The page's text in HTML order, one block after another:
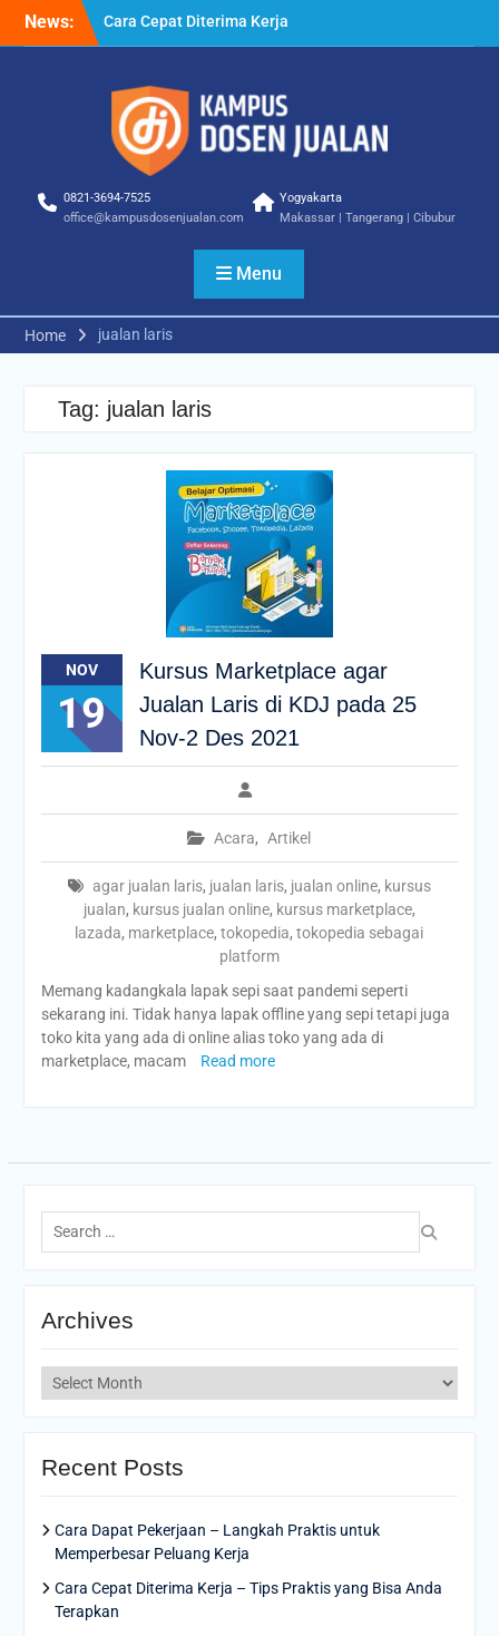
News:
Cara Cepat Diterima Kerja
– Tips Praktis yang Bisa
Cara Biar Dapat Pekerjaan
– Panduan Lengkap untuk
Pencari Kerja
Cara Dapat Pekerjaan –
Memperbesar Peluang
0821-3694-7525
office@kampusdosenjualan.com
Yogyakarta
Makassar | Tangerang | Cibubur
Menu
Home jualan laris
Tag: jualan laris
NOV
19
Kursus Marketplace agar
Jualan Laris di KDJ pada 25
Nov-2 Des 2021
Acara, Artikel
agar jualan laris, jualan laris, jualan online, kursus
jualan, kursus jualan online, kursus marketplace,
lazada, marketplace,tokopedia,tokopedia sebagai
platform
Memang kadangkala lapak sepi saat pandemi seperti
sekarang ini. Tidak hanya lapak offline yang sepi tetapi juga
toko kita yang ada di online alias toko yang ada di
marketplace, macam
Read more
Search
for:
Archives
Archives
Recent Posts
Cara Dapat Pekerjaan – Langkah Praktis untuk
Memperbesar Peluang Kerja
Cara Cepat Diterima Kerja – Tips Praktis yang Bisa Anda
Terapkan